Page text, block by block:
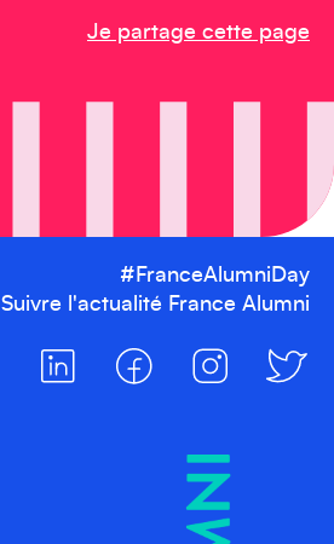
Je partage cette page
#FranceAlumniDay
Suivre l'actualité France Alumni